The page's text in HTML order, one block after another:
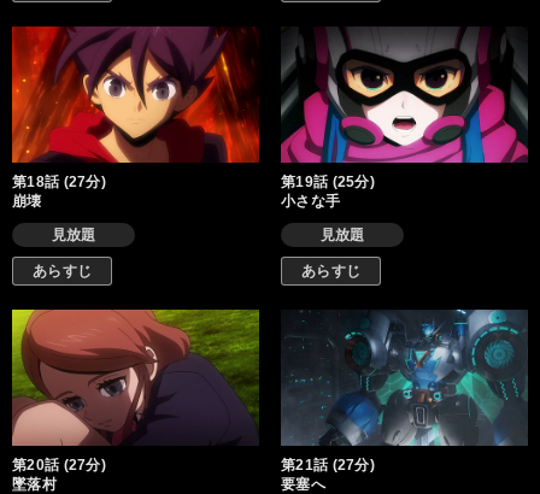
第18話 (27分)
崩壊
見放題
あらすじ
第19話 (25分)
小さな手
見放題
あらすじ
第20話 (27分)
墜落村
第21話 (27分)
要塞へ